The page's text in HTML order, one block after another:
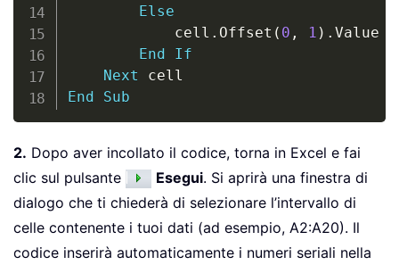
Else
            cell
. Offset ( 0 , 1 ) . Value
End
If
Next
End
Sub
2. Dopo aver incollato il codice, torna in Excel e fai
clic sul pulsante
Esegui. Si aprirà una finestra di
dialogo che ti chiederà di selezionare l’intervallo di
celle contenente i tuoi dati (ad esempio, A2:A20). Il
codice inserirà automaticamente i numeri seriali nella